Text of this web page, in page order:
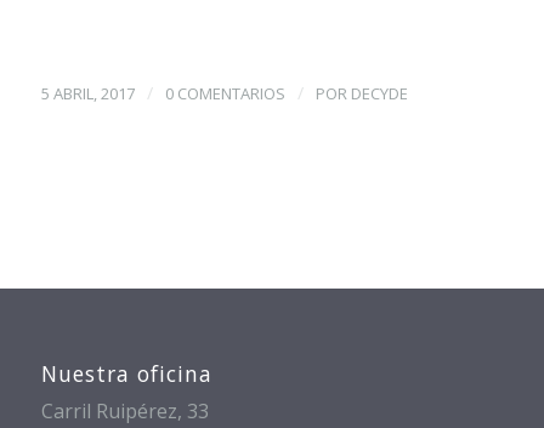
5 ABRIL, 2017 / 0 COMENTARIOS / POR DECYDE
Nuestra oficina
Carril Ruipérez, 33